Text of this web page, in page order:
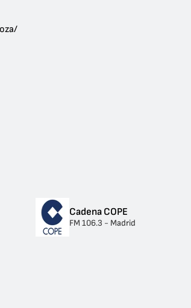
Cadena COPE
FM 106.3 - Madrid